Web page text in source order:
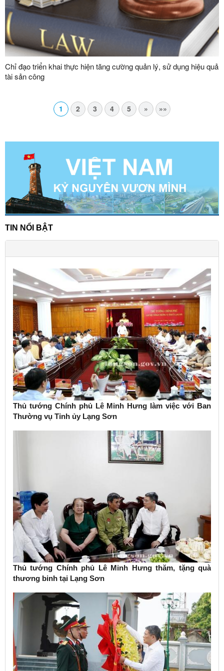
Chỉ đạo triển khai thực hiện tăng cường quản lý, sử dụng hiệu quả
tài sản công
1 2 3 4 5 » »»
TIN NỔI BẬT
Thủ tướng Chính phủ Lê Minh Hưng làm việc với Ban
Thường vụ Tỉnh ủy Lạng Sơn
Thủ tướng Chính phủ Lê Minh Hưng thăm, tặng quà
thương binh tại Lạng Sơn